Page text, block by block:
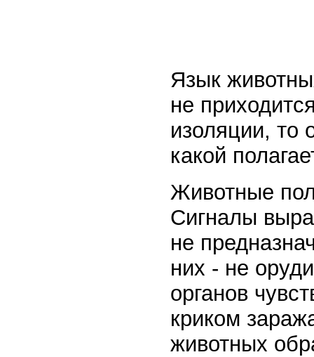
Язык
не
изоляции, то
какой
Животные
Сигналы
не
них - не
органов
криком
животных